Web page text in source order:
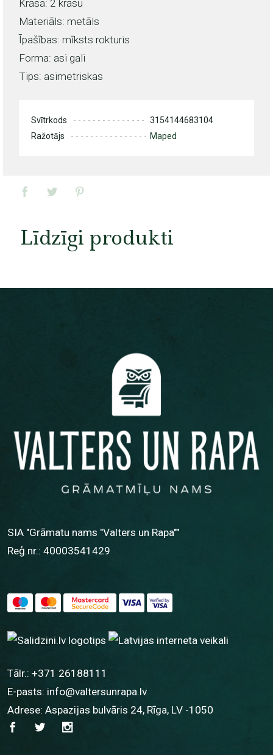
Krāsa: 2 krāsu
Materiāls: metāls
Īpašības: mīksts rokturis
Forma: asi gali
Tips: asimetriskas
Svītrkods
3154144683104
Ražotājs
Maped
Līdzīgi produkti
SIA "Grāmatu nams "Valters un Rapa""
Reģ.nr.: 40003541429
Tālr.: +371 26188111
E-pasts: info@valtersunrapa.lv
Adrese: Aspazijas bulvāris 24, Rīga, LV -1050